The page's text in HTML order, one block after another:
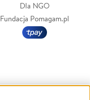
Dla NGO
Fundacja Pomagam.pl